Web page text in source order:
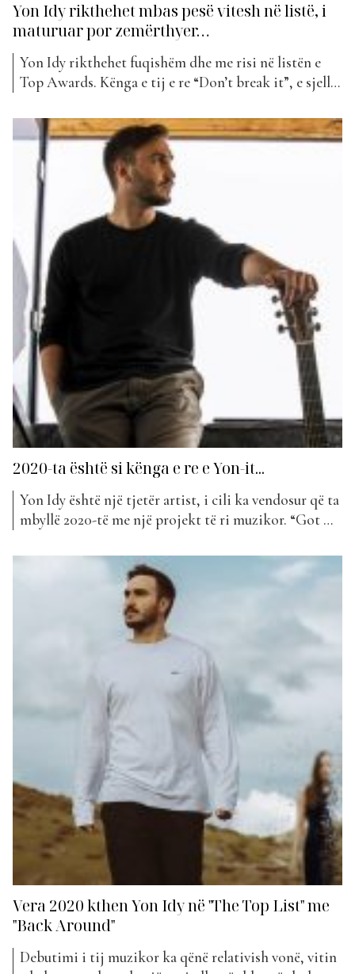
Yon Idy rikthehet mbas pesë vitesh në listë, i
maturuar por zemërthyer…
Yon Idy rikthehet fuqishëm dhe me risi në listën e
Top Awards. Kënga e tij e re “Don’t break it”, e sjell
kësaj pauze në listë, kënga e re e Yon Idy shënon një
kthesë artistike dhe një hap...
2020-ta është si kënga e re e Yon-it...
Yon Idy është një tjetër artist, i cili ka vendosur që ta
mbyllë 2020-të me një projekt të ri muzikor. “Got Me
të cilën autor i këngës është vetë artisti. Kjo këngë, e
cila ka marrë sugjerimet e duhura për...
Vera 2020 kthen Yon Idy në "The Top List" me
"Back Around"
Debutimi i tij muzikor ka qënë relativish vonë, vitin